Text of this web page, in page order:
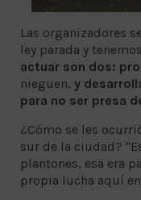
Las organizadores
ley parada y
actuar son dos:
nieguen, y
para no ser presa
¿Cómo se les
sur de la ciudad?
plantones, esa era
propia lucha aquí